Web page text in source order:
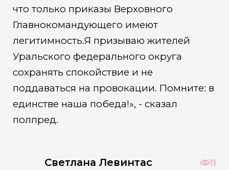
что только приказы Верховного
Главнокомандующего имеют
легитимность.Я призываю жителей
Уральского федерального округа
сохранять спокойствие и не
поддаваться на провокации. Помните: в
единстве наша победа!», - сказал
полпред.
Светлана Левинтас 11